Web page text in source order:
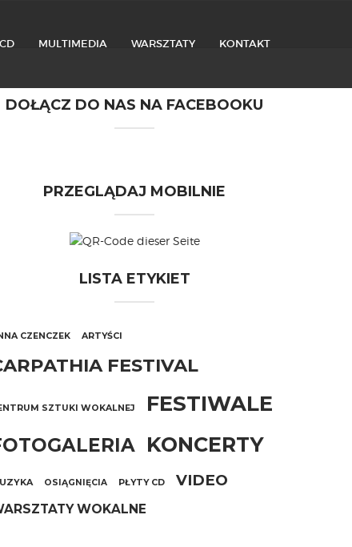
MULTIMEDIA WARSZTATY KONTAKT
DOŁĄCZ DO NAS NA FACEBOOKU
PRZEGLĄDAJ MOBILNIE
LISTA ETYKIET
CZENCZEK ARTYŚCI
FESTIVAL
SZTUKI WOKALNEJ FESTIWALE
KONCERTY
OSIĄGNIĘCIA PŁYTY CD VIDEO
WOKALNE